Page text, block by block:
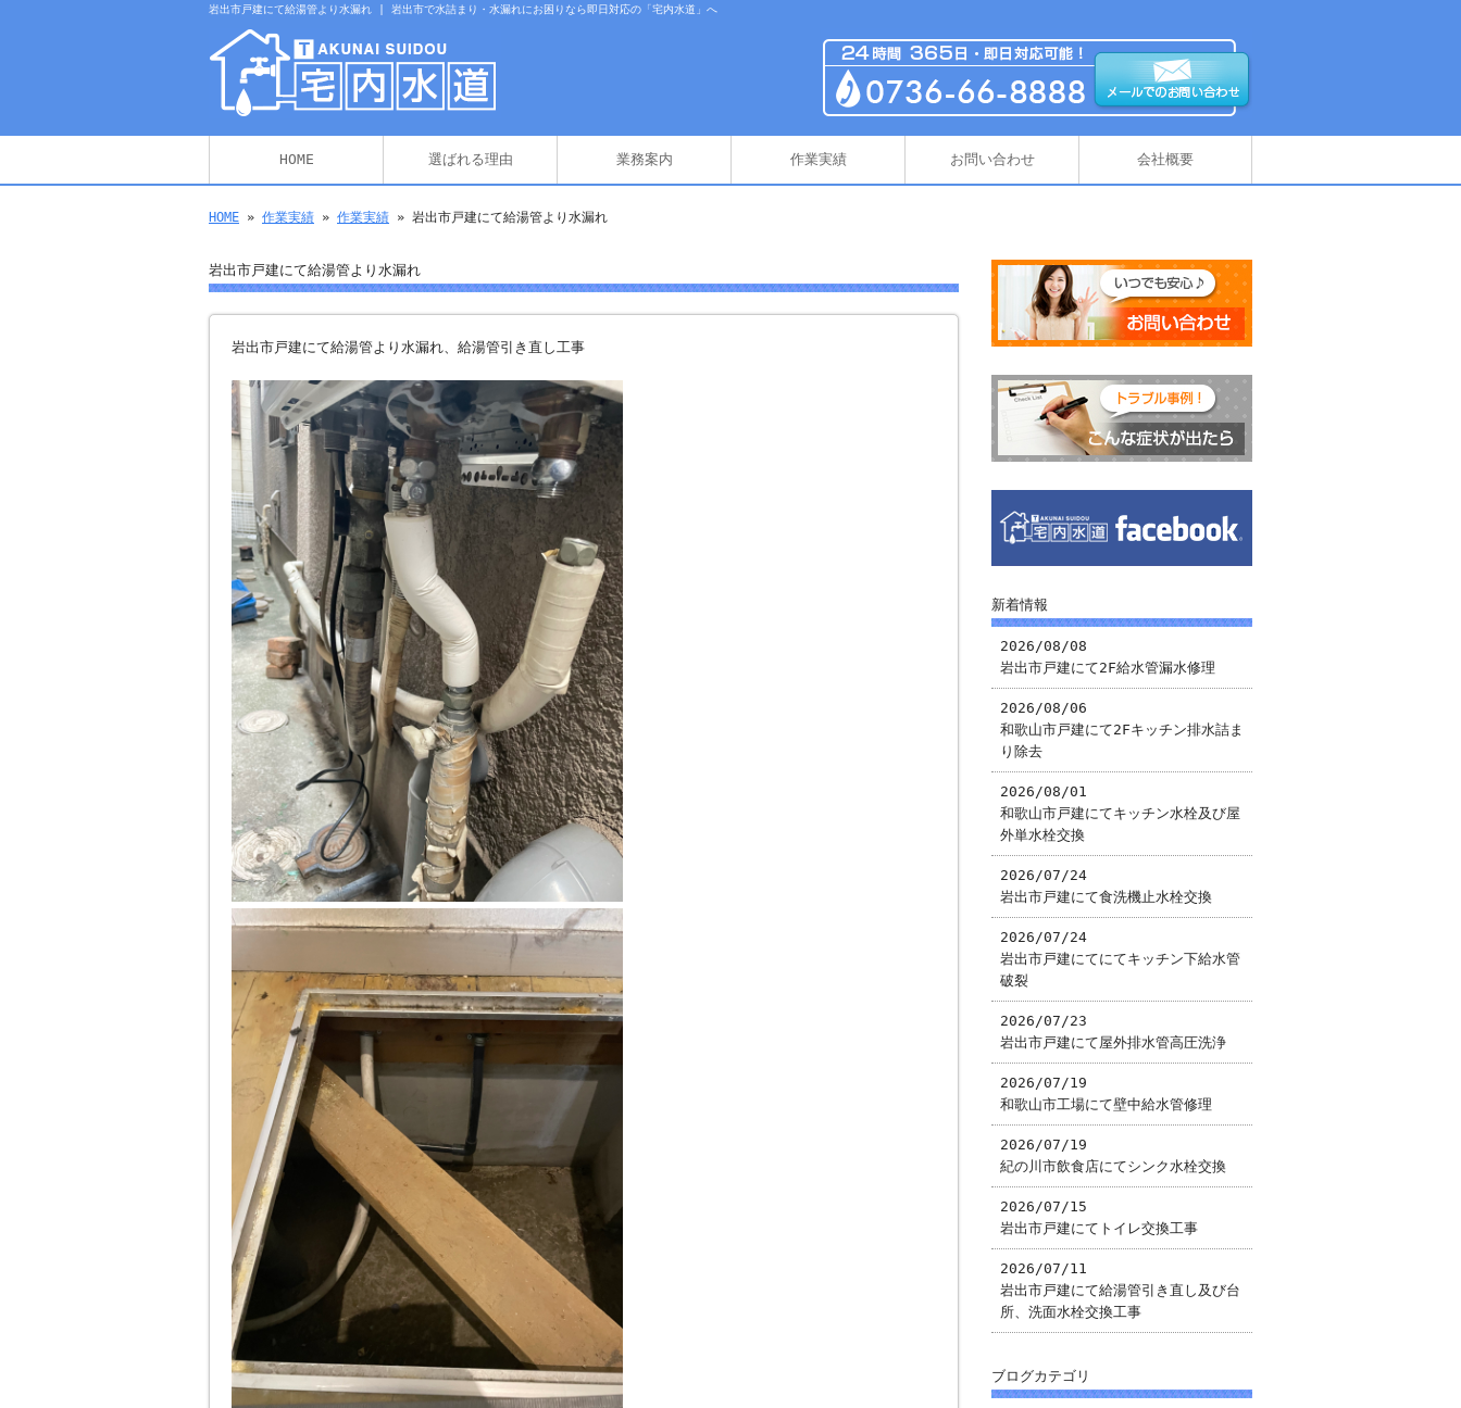
岩出市戸建にて給湯管より水漏れ | 岩出市で水詰まり・水漏れにお困りなら即日対応の「宅内水道」へ
HOME 選ばれる理由 業務案内 作業実績 お問い合わせ 会社概要
HOME » 作業実績 » 作業実績 » 岩出市戸建にて給湯管より水漏れ
岩出市戸建にて給湯管より水漏れ
岩出市戸建にて給湯管より水漏れ、給湯管引き直し工事
新着情報
2026/08/08
岩出市戸建にて2F給水管漏水修理
2026/08/06
和歌山市戸建にて2Fキッチン排水詰ま
り除去
2026/08/01
和歌山市戸建にてキッチン水栓及び屋
外単水栓交換
2026/07/24
岩出市戸建にて食洗機止水栓交換
2026/07/24
岩出市戸建にてにてキッチン下給水管
破裂
2026/07/23
岩出市戸建にて屋外排水管高圧洗浄
2026/07/19
和歌山市工場にて壁中給水管修理
2026/07/19
紀の川市飲食店にてシンク水栓交換
2026/07/15
岩出市戸建にてトイレ交換工事
2026/07/11
岩出市戸建にて給湯管引き直し及び台
所、洗面水栓交換工事
ブログカテゴリ